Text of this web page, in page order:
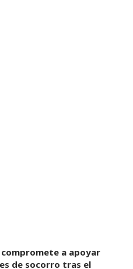
compromete a apoyar
de socorro tras el